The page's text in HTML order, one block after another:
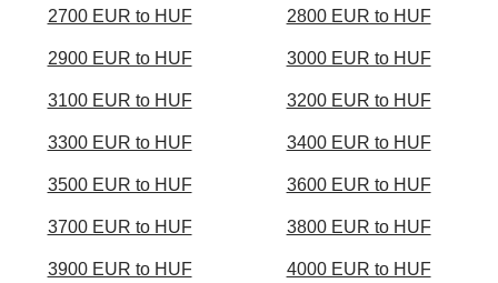
2700 EUR to HUF 2800 EUR to HUF
2900 EUR to HUF 3000 EUR to HUF
3100 EUR to HUF 3200 EUR to HUF
3300 EUR to HUF 3400 EUR to HUF
3500 EUR to HUF 3600 EUR to HUF
3700 EUR to HUF 3800 EUR to HUF
3900 EUR to HUF 4000 EUR to HUF